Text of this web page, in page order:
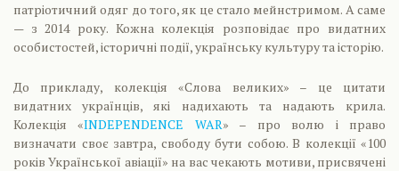
патріотичний одяг до того, як це стало мейнстримом. А саме
— з 2014 року. Кожна колекція розповідає про видатних
особистостей, історичні події, українську культуру та історію.
До прикладу, колекція «Слова великих» – це цитати
видатних українців, які надихають та надають крила.
Колекція «INDEPENDENCE WAR» – про волю і право
визначати своє завтра, свободу бути собою. В колекції «100
років Української авіації» на вас чекають мотиви, присвячені